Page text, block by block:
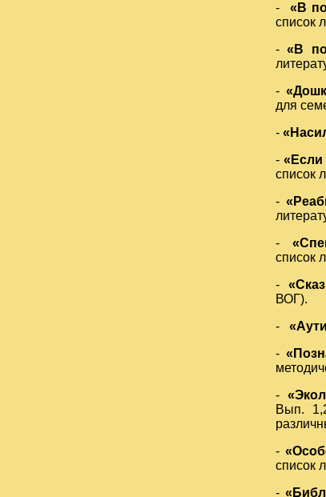
-
«В
список
- «В
-
для
-
- «Если
список
-
-
список
-
ВОГ).
-
-
-
Вып.
-
список
-